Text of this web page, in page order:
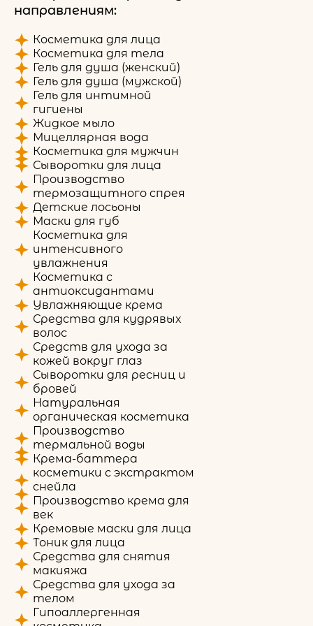
направлениям:
Косметика для лица
Косметика для тела
Гель для душа (женский)
Гель для душа (мужской)
Гель для интимной
гигиены
Жидкое мыло
Мицеллярная вода
Косметика для мужчин
Сыворотки для лица
Производство
термозащитного спрея
Детские лосьоны
Маски для губ
Косметика для
интенсивного
увлажнения
Косметика с
антиоксидантами
Увлажняющие крема
Средства для кудрявых
волос
Средств для ухода за
кожей вокруг глаз
Сыворотки для ресниц и
бровей
Натуральная
органическая косметика
Производство
термальной воды
Крема-баттера
косметики с экстрактом
снейла
Производство крема для
век
Кремовые маски для лица
Тоник для лица
Средства для снятия
макияжа
Средства для ухода за
телом
Гипоаллергенная